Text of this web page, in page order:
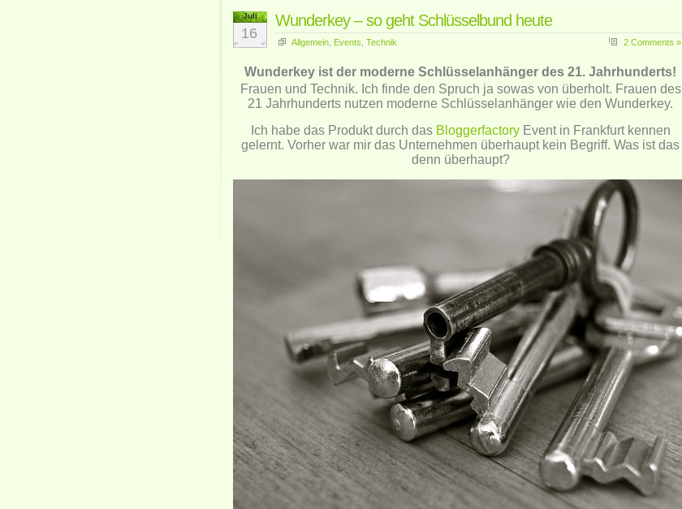
Juli
16
Wunderkey – so geht Schlüsselbund heute
Allgemein Events Technik 2 Comments »
Wunderkey ist der moderne Schlüsselanhänger des 21. Jahrhunderts!
Frauen und Technik. Ich finde den Spruch ja sowas von überholt. Frauen des
21 Jahrhunderts nutzen moderne Schlüsselanhänger wie den Wunderkey.
Ich habe das Produkt durch das BloggerfactoryEvent in Frankfurt kennen
gelernt. Vorher war mir das Unternehmen überhaupt kein Begriff. Was ist das
denn überhaupt?